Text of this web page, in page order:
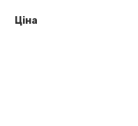
Ціна